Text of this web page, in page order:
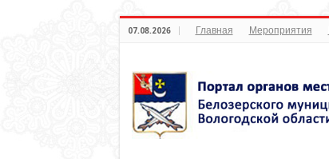
07.08.2026 Главная Мероприятия